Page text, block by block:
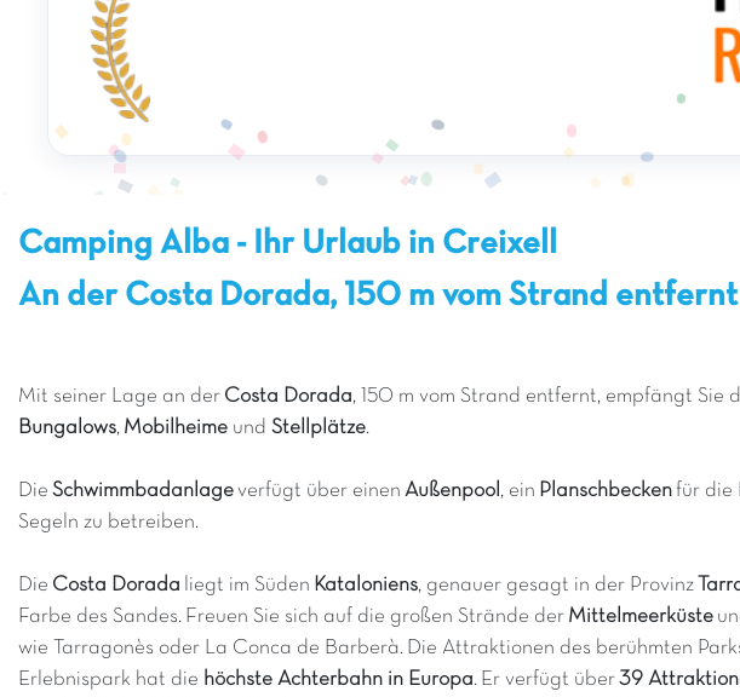
Camping Alba - Ihr Urlaub in Creixell
An der Costa Dorada, 150 m vom Strand entfernt
Mit seiner Lage an der Costa Dorada, 150 m vom Strand entfernt, empfängt
Bungalows, Mobilheime und Stellplätze.
Die Schwimmbadanlageverfügt über einen Außenpool , ein Planschbeckenfür die
Segeln zu betreiben.
Die Costa Dorada liegt im Süden Kataloniens, genauer gesagt in der Provinz
Farbe des Sandes. Freuen Sie sich auf die großen Strände der Mittelmeerküste
wie Tarragonès oder La Conca de Barberà. Die Attraktionen des berühmten
Erlebnispark hat die höchste Achterbahn in Europa. Er verfügt über39